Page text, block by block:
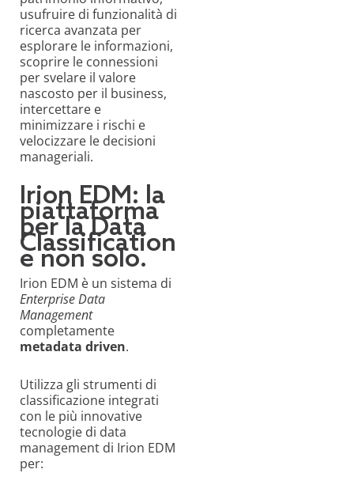
usufruire di funzionalità di
ricerca avanzata per
esplorare le informazioni,
scoprire le connessioni
per svelare il valore
nascosto per il business,
intercettare e
minimizzare i rischi e
velocizzare le decisioni
manageriali.
Irion EDM: la
piattaforma
per la Data
Classification
e non solo.
Irion EDM è un sistema di
Enterprise Data
Management
completamente
metadata driven.
Utilizza gli strumenti di
classificazione integrati
con le più innovative
tecnologie di data
management di Irion EDM
per: